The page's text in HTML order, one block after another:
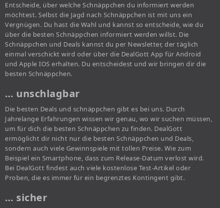
Entscheide, über welche Schnäppchen du informiert werden
möchtest. Selbst die Jagd nach Schnäppchen ist mit uns ein
Vergnügen. Du hast die Wahl und kannst so entscheide, wie du
über die besten Schnäppchen informiert werden willst. Die
Schnäppchen und Deals kannst du per Newsletter, der täglich
einmal verschickt wird oder über die DealGott App für Android
und Apple IOS erhalten. Du entscheidest und wir bringen dir die
besten Schnäppchen.
… unschlagbar
Die besten Deals und schnäppchen gibt es bei uns. Durch
Jahrelange Erfahrungen wissen wir genau, wo wir suchen müssen,
um für dich die besten Schnäppchen zu finden. DealGott
ermöglicht dir nicht nur die besten Schnäppchen und Deals,
sondern auch viele Gewinnspiele mit tollen Preise. Wie zum
Beispiel ein Smartphone, dass zum Release-Datum verlost wird.
Bei DealGott findest auch viele kostenlose Test-Artikel oder
Proben, die es immer für ein begrenztes Kontingent gibt.
… sicher